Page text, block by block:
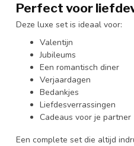
Perfect voor
Deze luxe set is ideaal voor:
Valentijn
Jubileums
Een romantisch diner
Verjaardagen
Bedankjes
Liefdesverrassingen
Cadeaus voor je partner
Een complete set die altijd